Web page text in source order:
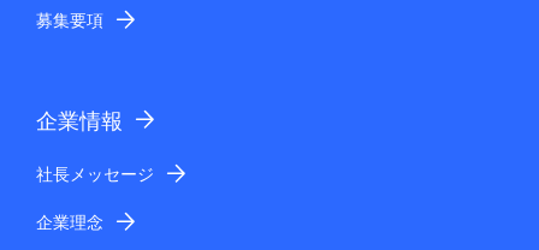
募集要項
企業情報
社長メッセージ
企業理念